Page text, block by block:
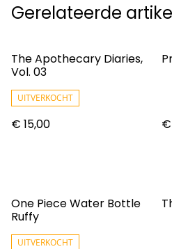
Gerelateerde
The Apothecary Diaries,
Vol. 03
UITVERKOCHT
€ 15,00 €
One Piece Water Bottle
Ruffy
UITVERKOCHT